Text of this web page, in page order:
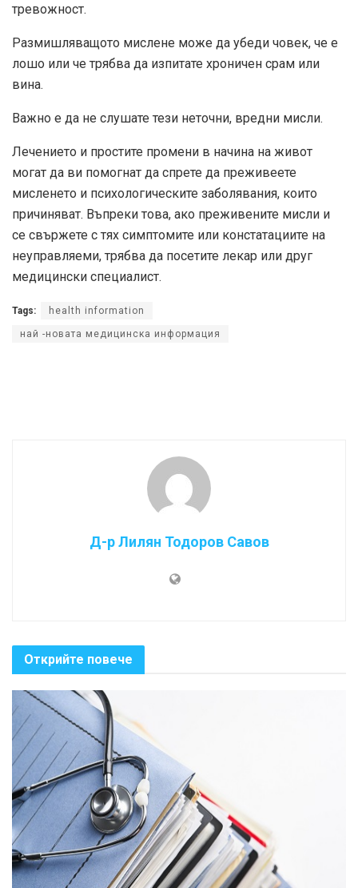
тревожност.
Размишляващото мислене може да убеди човек, че е
лошо или че трябва да изпитате хроничен срам или
вина.
Важно е да не слушате тези неточни, вредни мисли.
Лечението и простите промени в начина на живот
могат да ви помогнат да спрете да преживеете
мисленето и психологическите заболявания, които
причиняват. Въпреки това, ако преживените мисли и
се свържете с тях симптомите или констатациите на
неуправляеми, трябва да посетите лекар или друг
медицински специалист.
Tags: health information
най -новата медицинска информация
Д-р Лилян Тодоров Савов
Открийте повече